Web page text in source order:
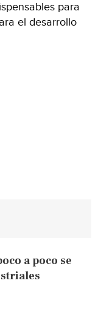
para
el desarrollo
a poco se